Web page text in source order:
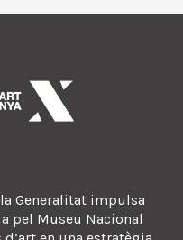
Generalitat impulsa
pel Museu Nacional